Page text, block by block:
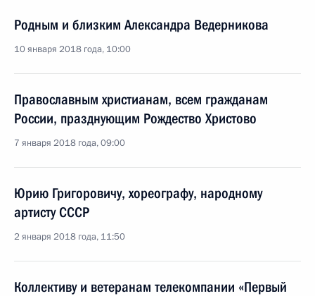
Родным и близким Александра Ведерникова
10 января 2018 года, 10:00
Православным христианам, всем гражданам
России, празднующим Рождество Христово
7 января 2018 года, 09:00
Юрию Григоровичу, хореографу, народному
артисту СССР
2 января 2018 года, 11:50
Коллективу и ветеранам телекомпании «Первый